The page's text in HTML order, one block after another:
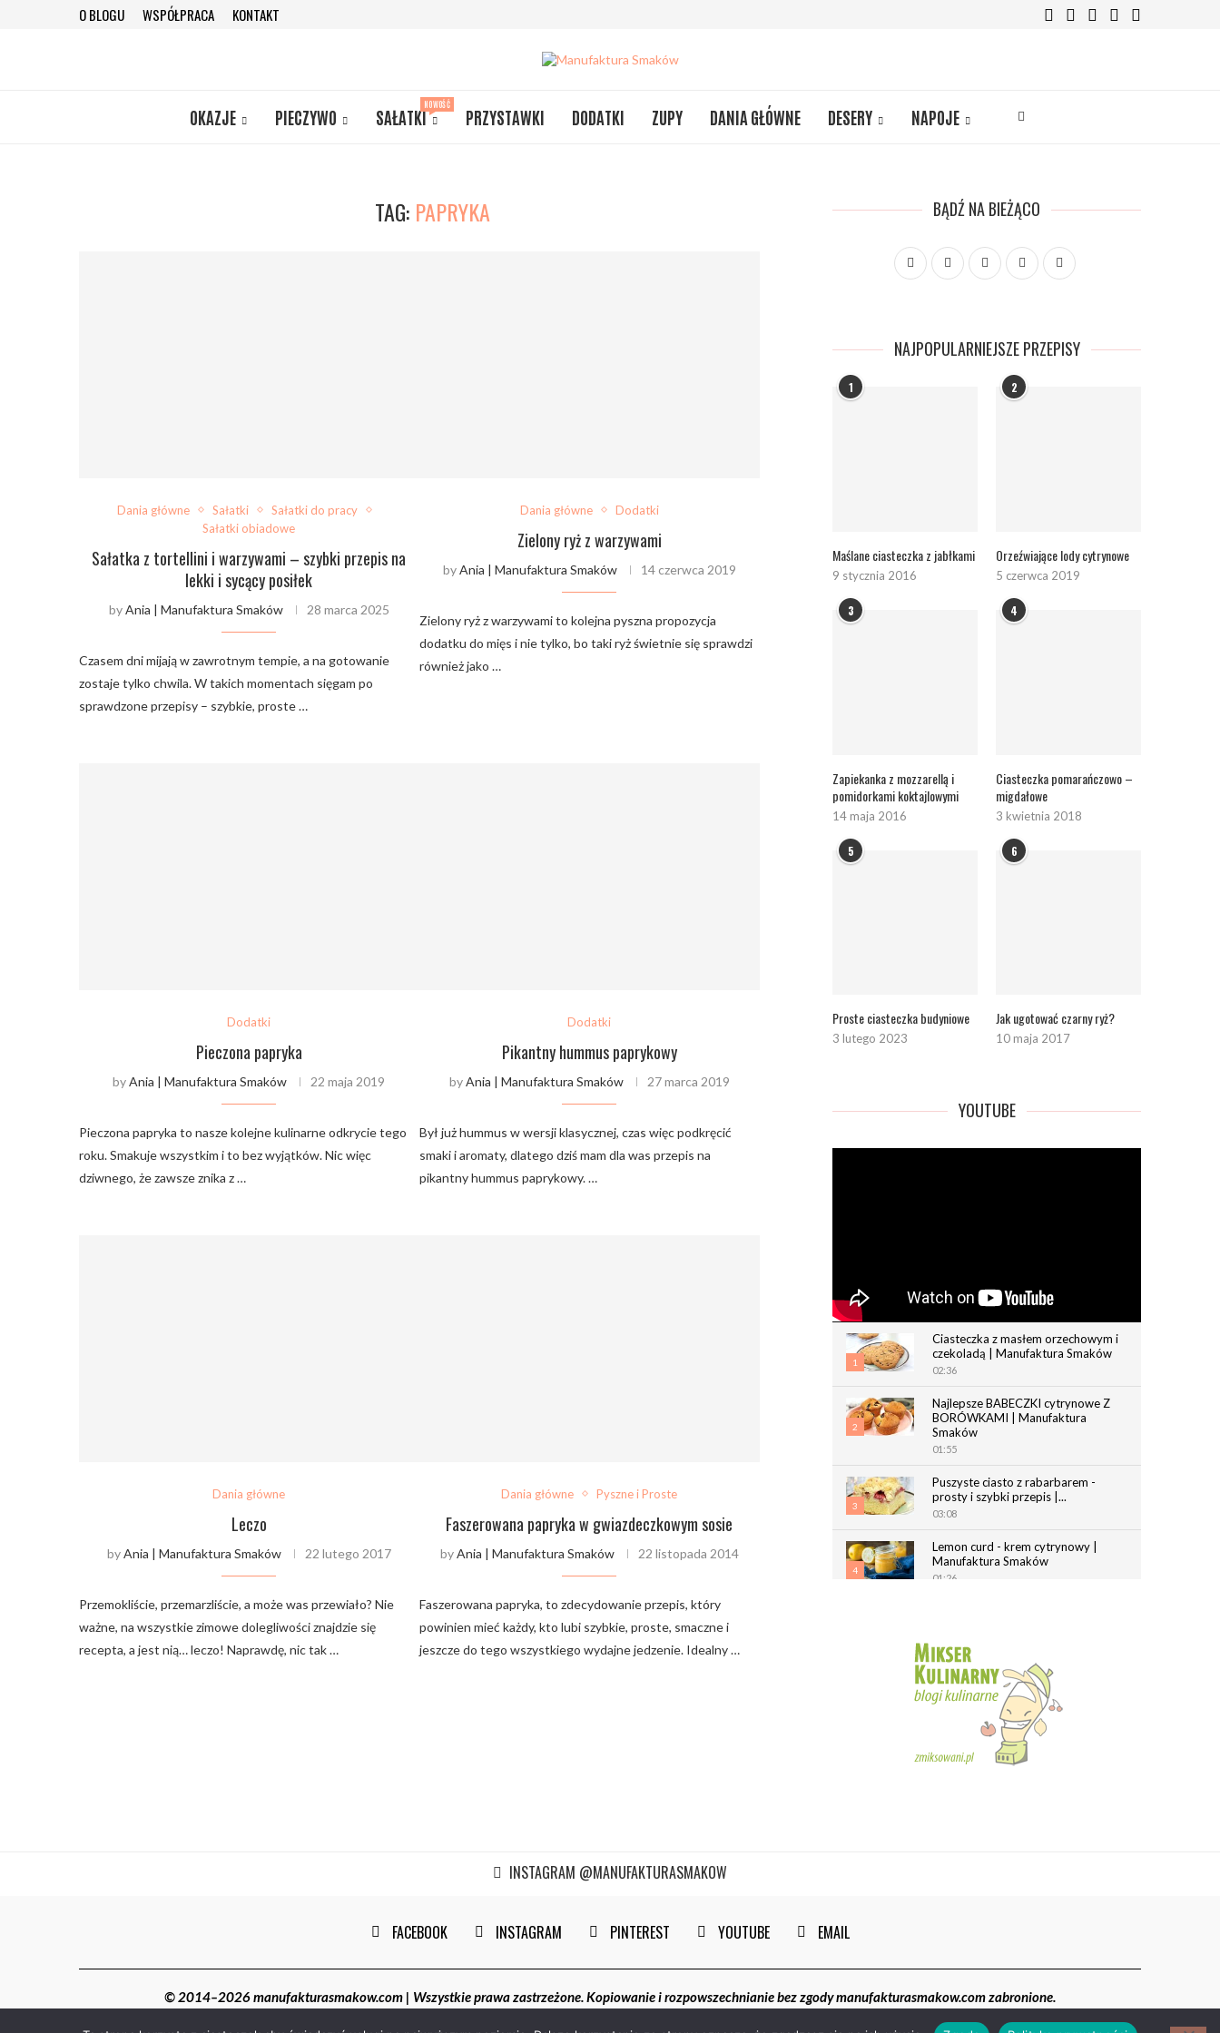
O BLOGU WSPÓŁPRACA KONTAKT
OKAZJE PIECZYWO SAŁATKI
NOWOŚĆ
PRZYSTAWKI DODATKI ZUPY DANIA GŁÓWNE DESERY NAPOJE
TAG: PAPRYKA
Dania główne Sałatki
Sałatki do pracy
Sałatki obiadowe
Sałatka z tortellini i warzywami – szybki przepis na
lekki i sycący posiłek
byAnia | Manufaktura Smaków 28 marca 2025
Czasem dni mijają w zawrotnym tempie, a na gotowanie
zostaje tylko chwila. W takich momentach sięgam po
sprawdzone przepisy – szybkie, proste …
Dania główne Dodatki
Zielony ryż z warzywami
byAnia | Manufaktura Smaków 14 czerwca 2019
Zielony ryż z warzywami to kolejna pyszna propozycja
dodatku do mięs i nie tylko, bo taki ryż świetnie się sprawdzi
również jako …
Dodatki
Pieczona papryka
byAnia | Manufaktura Smaków 22 maja 2019
Pieczona papryka to nasze kolejne kulinarne odkrycie tego
roku. Smakuje wszystkim i to bez wyjątków. Nic więc
dziwnego, że zawsze znika z …
Dodatki
Pikantny hummus paprykowy
byAnia | Manufaktura Smaków 27 marca 2019
Był już hummus w wersji klasycznej, czas więc podkręcić
smaki i aromaty, dlatego dziś mam dla was przepis na
pikantny hummus paprykowy. …
Dania główne
Leczo
byAnia | Manufaktura Smaków 22 lutego 2017
Przemokliście, przemarzliście, a może was przewiało? Nie
ważne, na wszystkie zimowe dolegliwości znajdzie się
recepta, a jest nią… leczo! Naprawdę, nic tak …
Dania główne Pyszne i Proste
Faszerowana papryka w gwiazdeczkowym sosie
byAnia | Manufaktura Smaków 22 listopada 2014
Faszerowana papryka, to zdecydowanie przepis, który
powinien mieć każdy, kto lubi szybkie, proste, smaczne i
jeszcze do tego wszystkiego wydajne jedzenie. Idealny …
BĄDŹ NA BIEŻĄCO
NAJPOPULARNIEJSZE PRZEPISY
1
Maślane ciasteczka z jabłkami
9 stycznia 2016
2
Orzeźwiające lody cytrynowe
5 czerwca 2019
3
Zapiekanka z mozzarellą i
pomidorkami koktajlowymi
14 maja 2016
4
Ciasteczka pomarańczowo –
migdałowe
3 kwietnia 2018
5
Proste ciasteczka budyniowe
3 lutego 2023
6
Jak ugotować czarny ryż?
10 maja 2017
YOUTUBE
1
Ciasteczka z masłem orzechowym i
czekoladą | Manufaktura Smaków
02:36
2
Najlepsze BABECZKI cytrynowe Z
BORÓWKAMI | Manufaktura
Smaków
01:55
3
Puszyste ciasto z rabarbarem -
prosty i szybki przepis |...
03:08
4
Lemon curd - krem cytrynowy |
Manufaktura Smaków
01:26
Magdalenki | Manufaktura Smaków
01:40
INSTAGRAM @MANUFAKTURASMAKOW
FACEBOOK INSTAGRAM PINTEREST YOUTUBE EMAIL
© 2014–2026 manufakturasmakow.com | Wszystkie prawa zastrzeżone. Kopiowanie i rozpowszechnianie bez zgody manufakturasmakow.com zabronione.